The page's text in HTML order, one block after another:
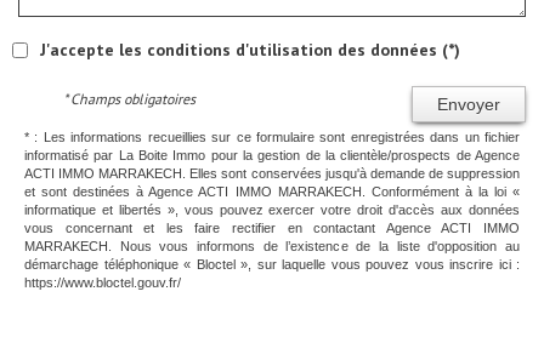
J'accepte les conditions d'utilisation des données (*)
Envoyer
* Champs obligatoires
* : Les informations recueillies sur ce formulaire sont enregistrées dans un fichier
informatisé par La Boite Immo pour la gestion de la clientèle/prospects de Agence
ACTI IMMO MARRAKECH. Elles sont conservées jusqu'à demande de suppression
et sont destinées à Agence ACTI IMMO MARRAKECH. Conformément à la loi «
informatique et libertés », vous pouvez exercer votre droit d'accès aux données
vous concernant et les faire rectifier en contactant Agence ACTI IMMO
MARRAKECH. Nous vous informons de l’existence de la liste d'opposition au
démarchage téléphonique « Bloctel », sur laquelle vous pouvez vous inscrire ici :
https://www.bloctel.gouv.fr/